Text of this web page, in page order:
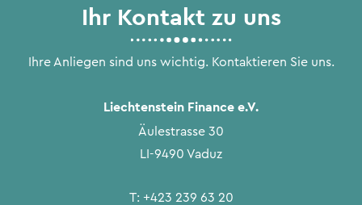
Ihr Kontakt zu uns
Ihre Anliegen sind uns wichtig. Kontaktieren Sie uns.
Liechtenstein Finance e.V.
Äulestrasse 30
LI-9490 Vaduz
T: +423 239 63 20